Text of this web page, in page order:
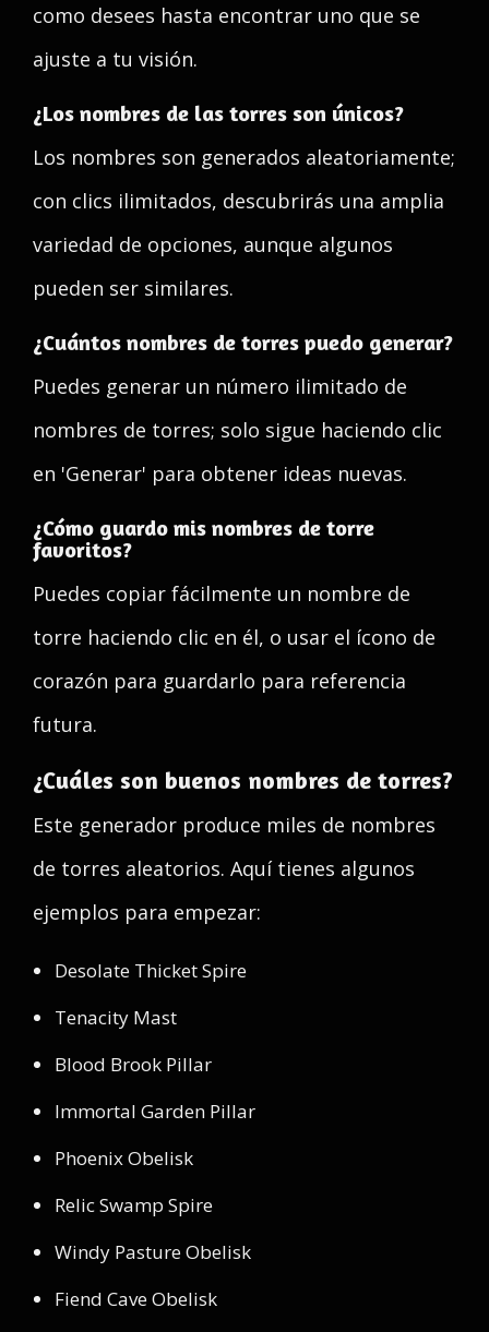
como desees hasta encontrar uno que se
ajuste a tu visión.
¿Los nombres de las torres son únicos?
Los nombres son generados aleatoriamente;
con clics ilimitados, descubrirás una amplia
variedad de opciones, aunque algunos
pueden ser similares.
¿Cuántos nombres de torres puedo generar?
Puedes generar un número ilimitado de
nombres de torres; solo sigue haciendo clic
en 'Generar' para obtener ideas nuevas.
¿Cómo guardo mis nombres de torre
favoritos?
Puedes copiar fácilmente un nombre de
torre haciendo clic en él, o usar el ícono de
corazón para guardarlo para referencia
futura.
¿Cuáles son buenos nombres de torres?
Este generador produce miles de nombres
de torres aleatorios. Aquí tienes algunos
ejemplos para empezar:
Desolate Thicket Spire
Tenacity Mast
Blood Brook Pillar
Immortal Garden Pillar
Phoenix Obelisk
Relic Swamp Spire
Windy Pasture Obelisk
Fiend Cave Obelisk